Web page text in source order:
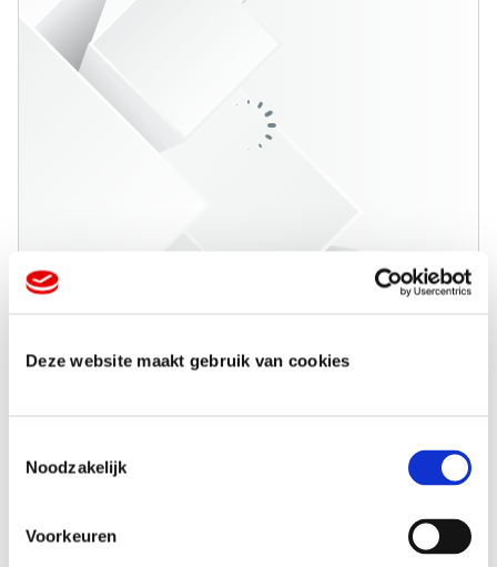
Deze website maakt gebruik van cookies
Noodzakelijk
Voorkeuren